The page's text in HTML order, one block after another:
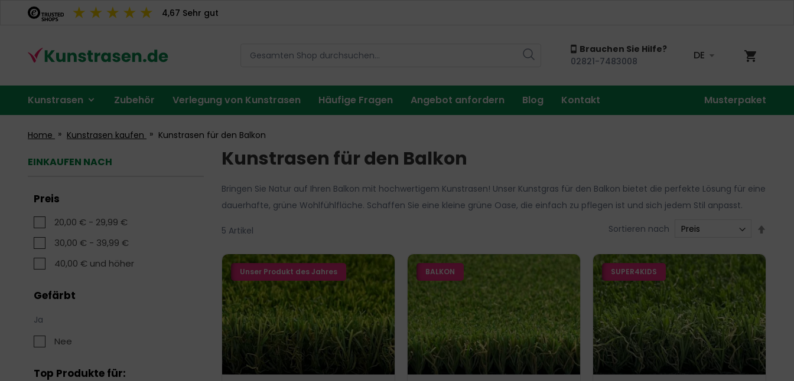
4,67 Sehr gut
Brauchen Sie Hilfe?
02821-7483008
DE
Kunstrasen Zubehör Verlegung von Kunstrasen Häufige Fragen Angebot anfordern Blog Kontakt Musterpaket
Home
Kunstrasen kaufen Kunstrasen für den Balkon
EINKAUFEN NACH
Preis
20,00 € - 29,99 €
30,00 € - 39,99 €
40,00 € und höher
Gefärbt
Ja
Nee
Top Produkte für:
Kunstrasen für den Balkon
Bringen Sie Natur auf Ihren Balkon mit hochwertigem Kunstrasen! Unser Kunstgras für den Balkon bietet die perfekte Lösung für eine
dauerhafte, grüne Wohlfühlfläche. Schaffen Sie eine kleine grüne Oase, die einfach zu pflegen ist und sich jedem Stil anpasst.
5 Artikel Sortieren nach
Unser Produkt des Jahres BALKON SUPER4KIDS